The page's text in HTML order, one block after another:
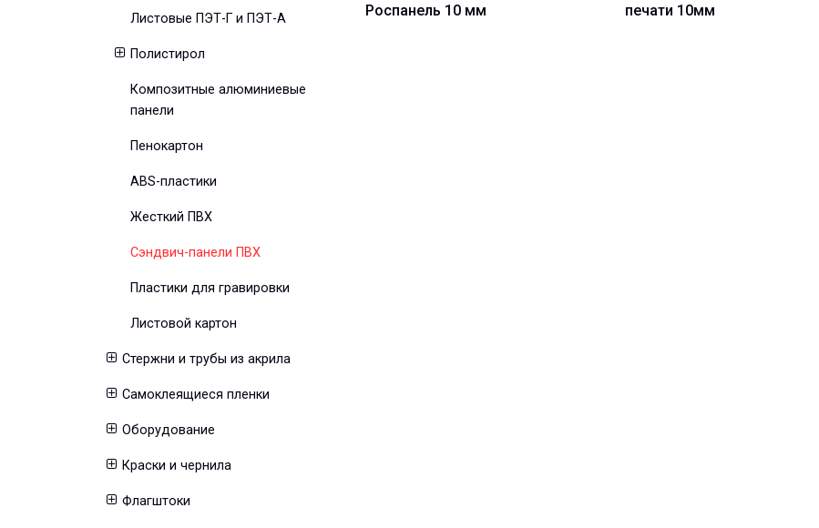
Листовые ПЭТ-Г и ПЭТ-А
Полистирол
Композитные алюминиевые
панели
Пенокартон
ABS-пластики
Жесткий ПВХ
Сэндвич-панели ПВХ
Пластики для гравировки
Листовой картон
Стержни и трубы из акрила
Самоклеящиеся пленки
Оборудование
Краски и чернила
Флагштоки
Роспанель 10 мм
печати 10мм